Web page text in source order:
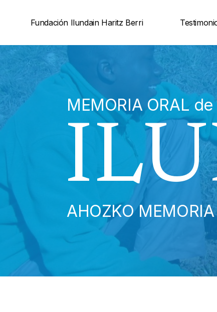
Fundación Ilundain Haritz Berri
MEMORIA ORAL de
AHOZKO MEMORIA